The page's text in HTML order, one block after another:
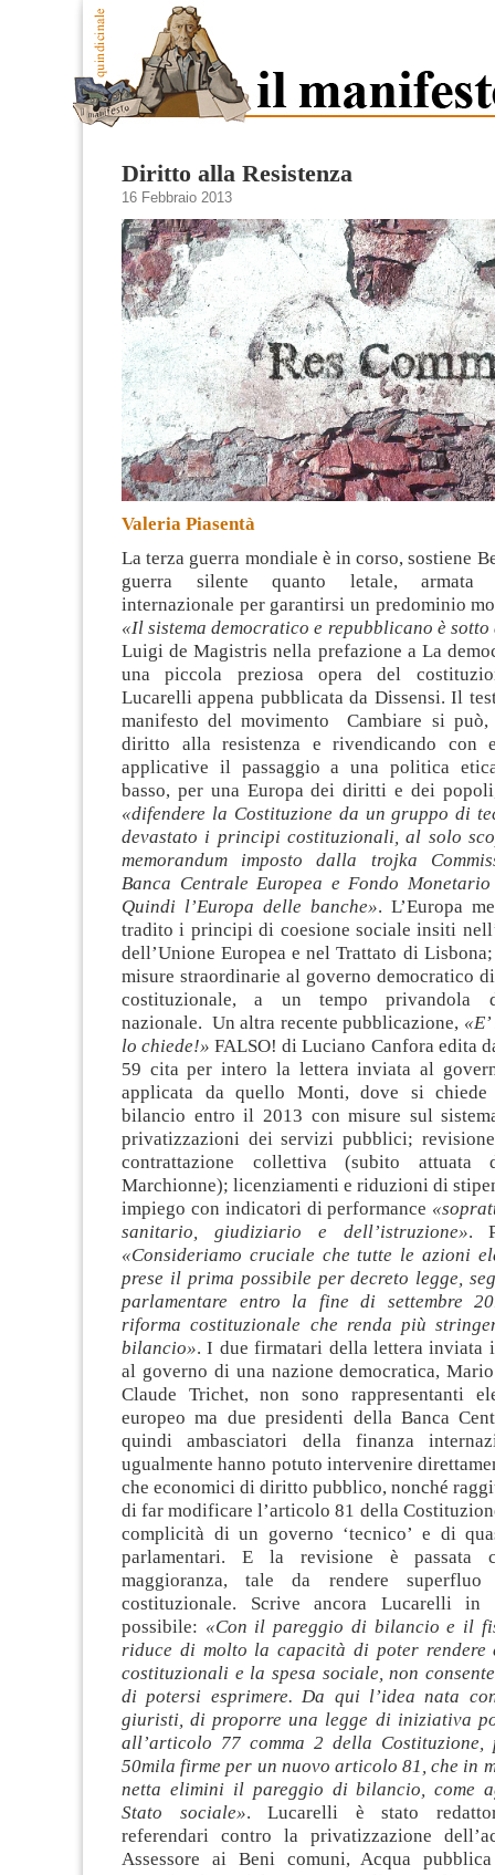
Diritto alla Resistenza
16 Febbraio 2013
Valeria Piasentà
La terza guerra mondiale è in corso, sostiene
guerra silente quanto letale, armata
internazionale per garantirsi un predominio
«Il sistema democratico e repubblicano è sotto
Luigi de Magistris nella prefazione a La
una piccola preziosa opera del
Lucarelli appena pubblicata da Dissensi. Il
manifesto del movimento Cambiare si
diritto alla resistenza e rivendicando con
applicative il passaggio a una politica
basso, per una Europa dei diritti e dei
«difendere la Costituzione da un gruppo di
devastato i principi costituzionali, al solo
memorandum imposto dalla trojka
Banca Centrale Europea e Fondo
Quindi l’Europa delle banche». L’Europa
tradito i principi di coesione sociale insiti
dell’Unione Europea e nel Trattato di
misure straordinarie al governo democratico
costituzionale, a un tempo privandola
nazionale. Un altra recente pubblicazione,
lo chiede!»FALSO! di Luciano Canfora edita
59 cita per intero la lettera inviata al
applicata da quello Monti, dove si
bilancio entro il 2013 con misure sul
privatizzazioni dei servizi pubblici;
contrattazione collettiva (subito
Marchionne); licenziamenti e riduzioni di
impiego con indicatori di performance
sanitario, giudiziario e dell’istruzione».
«Consideriamo cruciale che tutte le azioni
prese il prima possibile per decreto legge,
parlamentare entro la fine di settembre
riforma costituzionale che renda più
bilancio». I due firmatari della lettera inviata
al governo di una nazione democratica,
Claude Trichet, non sono rappresentanti
europeo ma due presidenti della Banca
quindi ambasciatori della finanza
ugualmente hanno potuto intervenire
che economici di diritto pubblico, nonché
di far modificare l’articolo 81 della
complicità di un governo ‘tecnico’ e di
parlamentari. E la revisione è passata
maggioranza, tale da rendere
costituzionale. Scrive ancora Lucarelli in
possibile: «Con il pareggio di bilancio e il
riduce di molto la capacità di poter
costituzionali e la spesa sociale, non
di potersi esprimere. Da qui l’idea nata
giuristi, di proporre una legge di iniziativa
all’articolo 77 comma 2 della Costituzione,
50mila firme per un nuovo articolo 81, che in
netta elimini il pareggio di bilancio, come
Stato sociale». Lucarelli è stato
referendari contro la privatizzazione
Assessore ai Beni comuni, Acqua